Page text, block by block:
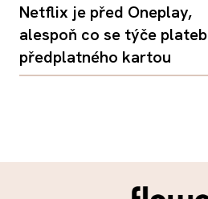
Netflix je před Oneplay,
alespoň co se týče plateb
předplatného kartou